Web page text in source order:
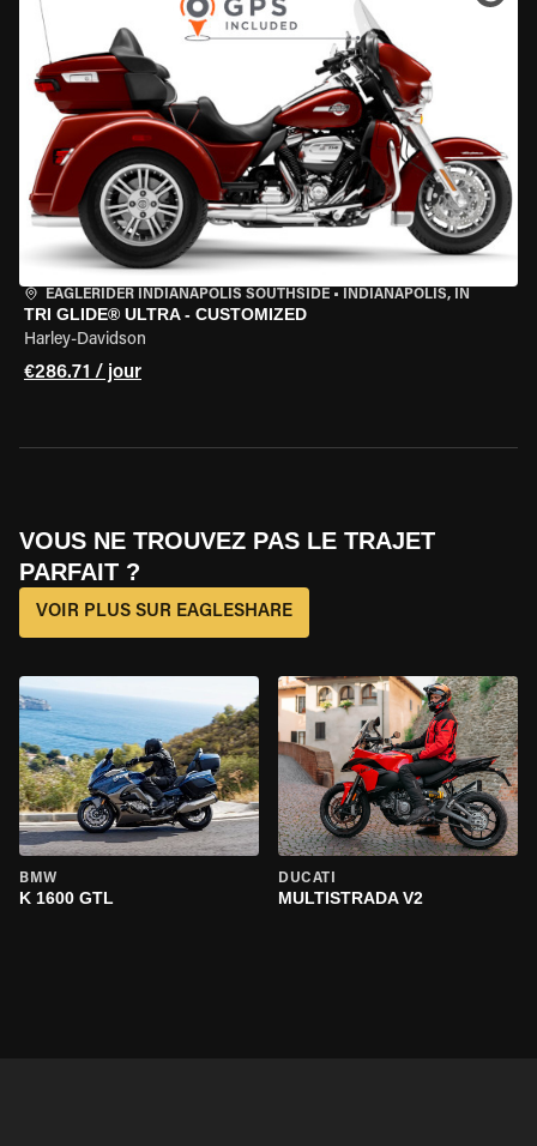
EAGLERIDER INDIANAPOLIS SOUTHSIDE • INDIANAPOLIS, IN
TRI GLIDE® ULTRA - CUSTOMIZED
Harley-Davidson
€286.71 / jour
VOUS NE TROUVEZ PAS LE TRAJET
PARFAIT ?
VOIR PLUS SUR EAGLESHARE
BMW
K 1600 GTL
DUCATI
MULTISTRADA V2